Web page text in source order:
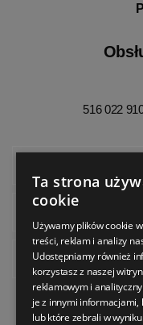
516 022
Ta strona
cookie
Używamy plików cookie
treści, reklam i analizy
Udostępniamy również
korzystasz z naszej
reklamowym i
je z innymi informacjami,
lub które zebrali w